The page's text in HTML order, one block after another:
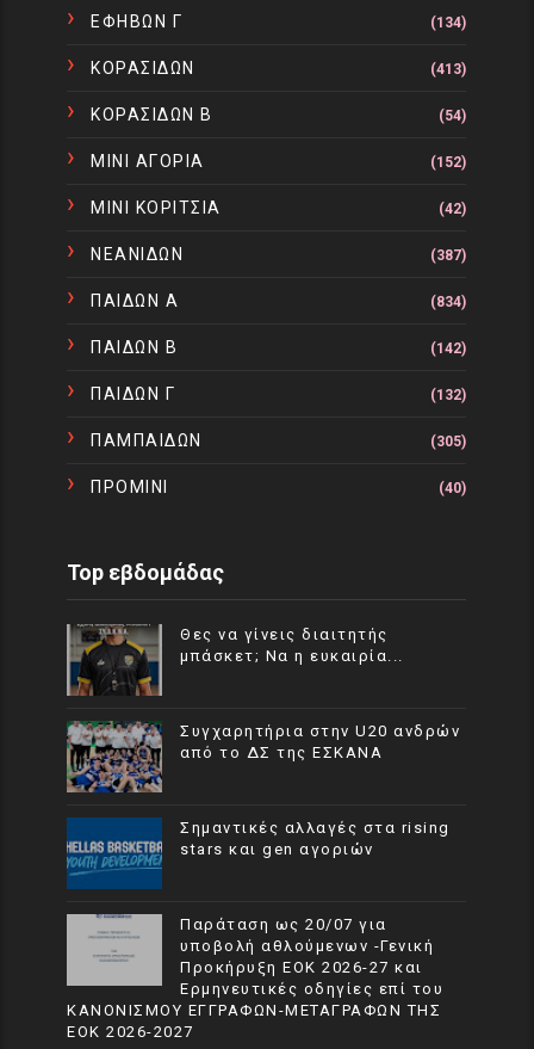
ΕΦΗΒΩΝ Γ (134)
ΚΟΡΑΣΙΔΩΝ (413)
ΚΟΡΑΣΙΔΩΝ Β (54)
ΜΙΝΙ ΑΓΟΡΙΑ (152)
ΜΙΝΙ ΚΟΡΙΤΣΙΑ (42)
ΝΕΑΝΙΔΩΝ (387)
ΠΑΙΔΩΝ Α (834)
ΠΑΙΔΩΝ Β (142)
ΠΑΙΔΩΝ Γ (132)
ΠΑΜΠΑΙΔΩΝ (305)
ΠΡΟΜΙΝΙ (40)
Top εβδομάδας
Θες να γίνεις διαιτητής
μπάσκετ; Να η ευκαιρία...
Συγχαρητήρια στην U20 ανδρών
από το ΔΣ της ΕΣΚΑΝΑ
Σημαντικές αλλαγές στα rising
stars και gen αγοριών
Παράταση ως 20/07 για
υποβολή αθλούμενων -Γενική
Προκήρυξη ΕΟΚ 2026-27 και
Ερμηνευτικές οδηγίες επί του
ΚΑΝΟΝΙΣΜΟΥ ΕΓΓΡΑΦΩΝ-ΜΕΤΑΓΡΑΦΩΝ ΤΗΣ
ΕΟΚ 2026-2027